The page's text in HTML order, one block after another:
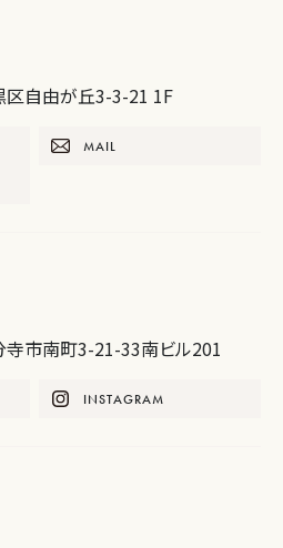
自由が丘3-3-21 1F
MAIL
市南町3-21-33南ビル201
INSTAGRAM